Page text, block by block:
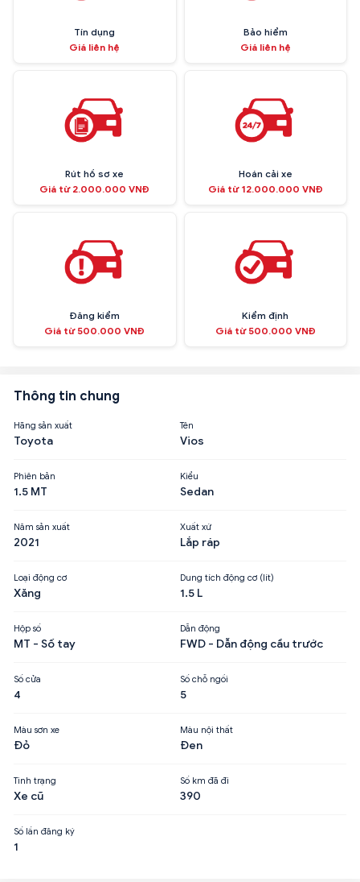
Tín dụng
Giá liên hệ
Bảo hiểm
Giá liên hệ
Rút hồ sơ xe
Giá từ 2.000.000 VNĐ
Hoán cải xe
Giá từ 12.000.000 VNĐ
Đăng kiểm
Giá từ 500.000 VNĐ
Kiểm định
Giá từ 500.000 VNĐ
Thông tin chung
Hãng sản xuất
Toyota
Tên
Vios
Phiên bản
1.5 MT
Kiểu
Sedan
Năm sản xuất
2021
Xuất xứ
Lắp ráp
Loại động cơ
Xăng
Dung tích động cơ (lít)
1.5 L
Hộp số
MT - Số tay
Dẫn động
FWD - Dẫn động cầu trước
Số cửa
4
Số chỗ ngồi
5
Màu sơn xe
Đỏ
Màu nội thất
Đen
Tình trạng
Xe cũ
Số km đã đi
390
Số lần đăng ký
1